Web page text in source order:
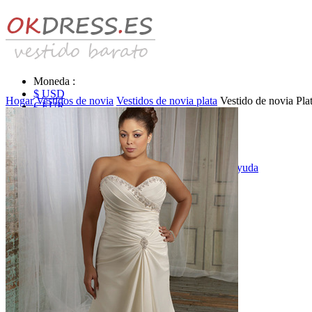
Moneda :
$ USD
€ EUR
|Identificarse & Registrarse Obtener la contraseña Ayuda
Mensaje
Carro (0)
Vestidos de novia
Vestido de novia liquidación y venta
Vestidos de novia vendimia
Hogar Vestidos de novia Vestidos de novia plata Vestido de novia